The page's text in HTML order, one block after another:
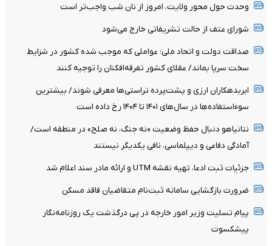
وحدت حول محور ولایت، امروز از نان شب واجب‌تر است
شورای عتف از حالت تشریفاتی خارج می‌شود
صداقت دولت و اتحاد ملی؛ عواملی که موجب شده کشور در شزایط
سخت سرپا بماند/ عقلای کشور تفرقه‌افکنان را توجیه کنند
ابربدهکاران ارزی و پشت‌پرده تراستی‌ها معرفی شوند/ بیشترین
سوءاستفاده‌ها در سال‌های ۱۴۰۱ تا ۱۴۰۴ رخ داده است
نتانیاهو دنبال حفظ وضعیت «نه جنگ، نه صلح» در منطقه است/
آمادگی دفاعی و دیپلماسی، نافی یکدیگر نیستند
جزئیات ثبت ادعا، تهیه نقشه UTM و ارائه مادر سند اعلام شد
ضرورت بازگشایی سامانه ثبت‌نام متقاضیان فاقد مسکن
پیام تسلیت وزیر امور خارجه در پی درگذشت یک روزنامه‌نگار
پیشکسوت